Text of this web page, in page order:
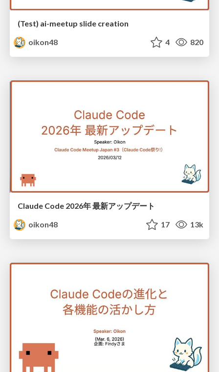
(Test) ai-meetup slide creation
oikon48
4 820
Claude Code 2026年 最新アップデート
oikon48
17 13k